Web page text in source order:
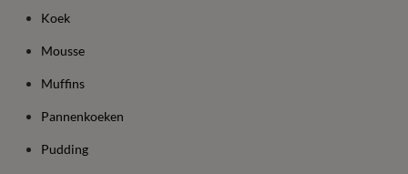
Koek
Mousse
Muffins
Pannenkoeken
Pudding